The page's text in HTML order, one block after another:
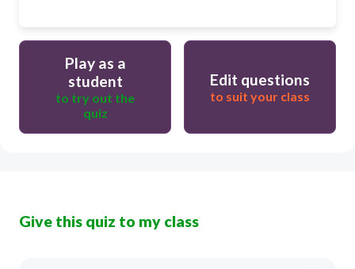
Play as a
student
to try out the
quiz
Edit questions
to suit your class
Give this quiz to my class